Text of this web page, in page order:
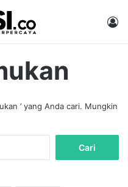
’ yang Anda cari. Mungkin